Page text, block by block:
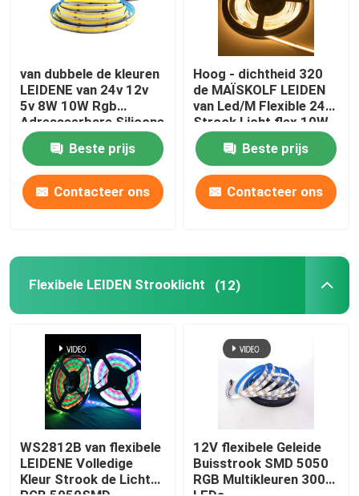
nieuws
Vraag een offerte aan
Van de LEIDENE het Licht Neonstrook
licht van de neon het flexibele strook
geleid maïskolflicht
Flexibele LEIDEN Strooklicht
Horizon Lineair Licht
Onder Kabinets LEIDEN Strooklicht
LEIDEN Juwelenlicht
van dubbele de kleuren
LEIDENE van 24v 12v
5v 8W 10W Rgb
Adresseerbare Silicone
MAÏSKOLF het Lichte
Rgbcw RgbwBeste prijs
Contacteer ons
Hoog - dichtheid 320
de MAÏSKOLF LEIDEN
van Led/M Flexible 24V
Strook Licht flex 10W
warm wit
Beste prijs
Contacteer ons
Flexibele LEIDEN Strooklicht (12)
WS2812B van flexibele
LEIDENE Volledige
Kleur Strook de Lichte
12V flexibele Geleide
Buisstrook SMD 5050
RGB Multikleuren 300